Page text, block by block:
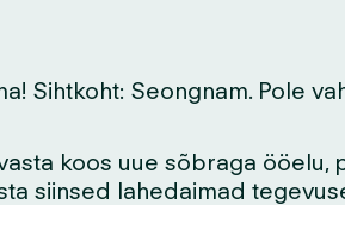
Sihtkoht: Seongnam. Pole
koos uue sõbraga
siinsed lahedaimad